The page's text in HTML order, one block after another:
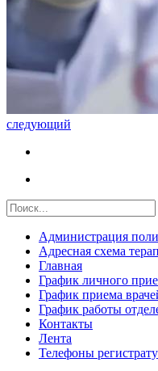
следующий
Администрация
Адресная схема
Главная
График личного
График приема
График работы
Контакты
Лента
Телефоны